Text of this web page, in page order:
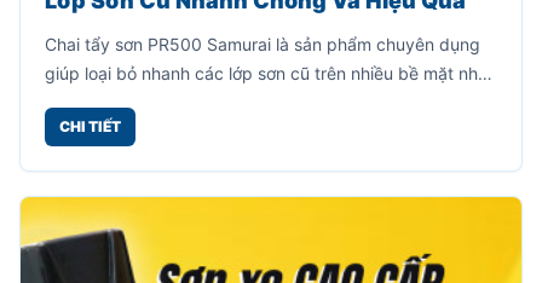
Chai tẩy sơn PR500 Samurai là sản phẩm chuyên dụng
giúp loại bỏ nhanh các lớp sơn cũ trên nhiều bề mặt như
nhiều vật dụng khác.
CHI TIẾT